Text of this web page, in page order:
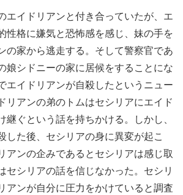
エイドリアンと付き合っていたが、エ
性格に嫌気と恐怖感を感じ、妹の手を
の家から逃走する。そして警察官であ
娘シドニーの家に居候をすることにな
エイドリアンが自殺したというニュー
リアンの弟のトムはセシリアにエイド
継ぐという話を持ちかける。しかし、
した後、セシリアの身に異変が起こ
アンの企みであるとセシリアは感じ取
セシリアの話を信じなかった。セシリ
アンが自分に圧力をかけていると調査